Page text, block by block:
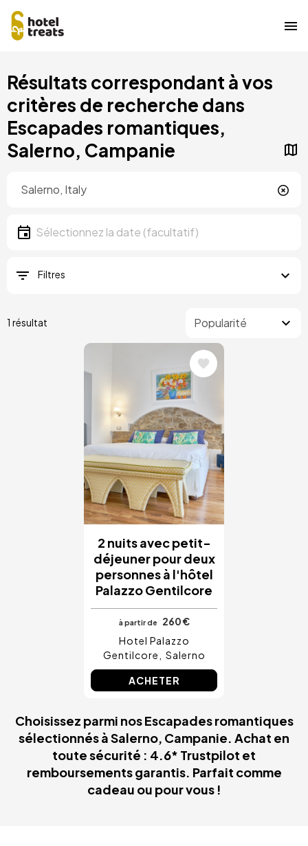
au
contenu
principal
Résultats correspondant à vos
critères de recherche dans
Escapades romantiques,
Salerno, Campanie
Date
Sélectionnez la date
Filtres
1 résultat
Image
2 nuits avec petit-
déjeuner pour deux
personnes à l'hôtel
Palazzo Gentilcore
à partir de
260 €
Hotel Palazzo
Gentilcore
Salerno
ACHETER
Choisissez parmi nos Escapades romantiques
sélectionnés à Salerno, Campanie. Achat en
toute sécurité : 4.6* Trustpilot et
remboursements garantis. Parfait comme
cadeau ou pour vous !